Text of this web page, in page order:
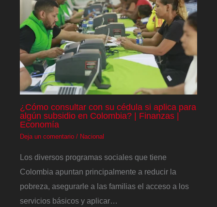
¿Cómo consultar con su cédula si aplica para
algún subsidio en Colombia? | Finanzas |
Economía
Deja un comentario / Nacional
Los diversos programas sociales que tiene
Colombia apuntan principalmente a reducir la
pobreza, asegurarle a las familias el acceso a los
servicios básicos y aplicar…